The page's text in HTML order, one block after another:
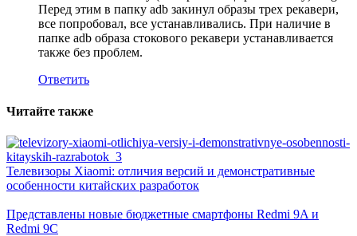
Перед этим в папку adb закинул образы трех рекавери,
все попробовал, все устанавливались. При наличие в
папке adb образа стокового рекавери устанавливается
также без проблем.
Ответить
Читайте также
Телевизоры Xiaomi: отличия версий и демонстративные
особенности китайских разработок
Представлены новые бюджетные смартфоны Redmi 9A и
Redmi 9C